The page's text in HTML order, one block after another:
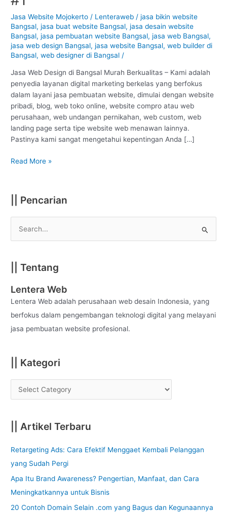
Jasa Website Mojokerto / Lenteraweb /jasa bikin website
Bangsal,jasa buat website Bangsal,jasa desain website
Bangsal,jasa pembuatan website Bangsal,jasa web Bangsal,
jasa web design Bangsal,jasa website Bangsal,web builder di
Bangsal,web designer di Bangsal /
Jasa Web Design di Bangsal Murah Berkualitas – Kami adalah
penyedia layanan digital marketing berkelas yang berfokus
dalam layani jasa pembuatan website, dimulai dengan website
pribadi, blog, web toko online, website compro atau web
perusahaan, web undangan pernikahan, web custom, web
landing page serta tipe website web menawan lainnya.
Pastinya kami sangat mengetahui kepentingan Anda […]
Bangsal
–
Mojokerto
:
Murah
Berkualitas
#1
Read More »
|| Pencarian
r
c
h
f
o
|| Tentang
Lentera Web
Lentera Web adalah perusahaan web desain Indonesia, yang
berfokus dalam pengembangan teknologi digital yang melayani
jasa pembuatan website profesional.
|| Kategori
|| Artikel Terbaru
Retargeting Ads: Cara Efektif Menggaet Kembali Pelanggan
yang Sudah Pergi
Apa Itu Brand Awareness? Pengertian, Manfaat, dan Cara
Meningkatkannya untuk Bisnis
20 Contoh Domain Selain .com yang Bagus dan Kegunaannya